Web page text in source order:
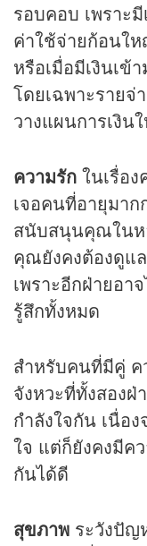
รอบคอบ เพราะ
ค่าใช้จ่ายก้อนใ
หรือเมื่อมีเงินเข้
โดยเฉพาะรายจ่
วางแผนการเงิ
ความรัก ในเรื่อ
เจอคนที่อายุมา
สนับสนุนคุณในห
คุณยังคงต้องดูแ
เพราะอีกฝ่ายอา
รู้สึกทั้งหมด
สำหรับคนที่มีคู่
จังหวะที่ทั้งสองฝ่
กำลังใจกัน เนื่อ
ใจ แต่ก็ยังคงมีค
กันได้ดี
สุขภาพ ระวังปัญ